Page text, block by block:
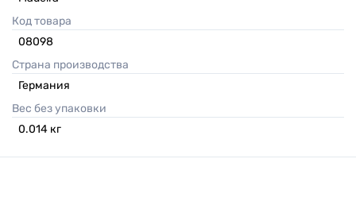
Код товара
08098
Страна производства
Германия
Вес без упаковки
0.014 кг